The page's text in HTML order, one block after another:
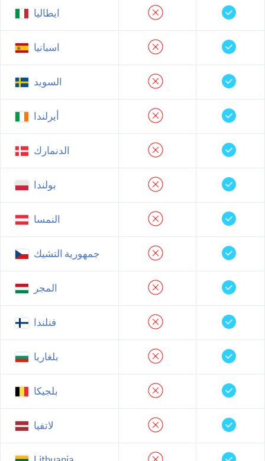
ايطاليا
اسبانيا
السويد
أيرلندا
الدنمارك
بولندا
النمسا
جمهورية التشيك
المجر
فنلندا
بلغاريا
بلجيكا
لاتفيا